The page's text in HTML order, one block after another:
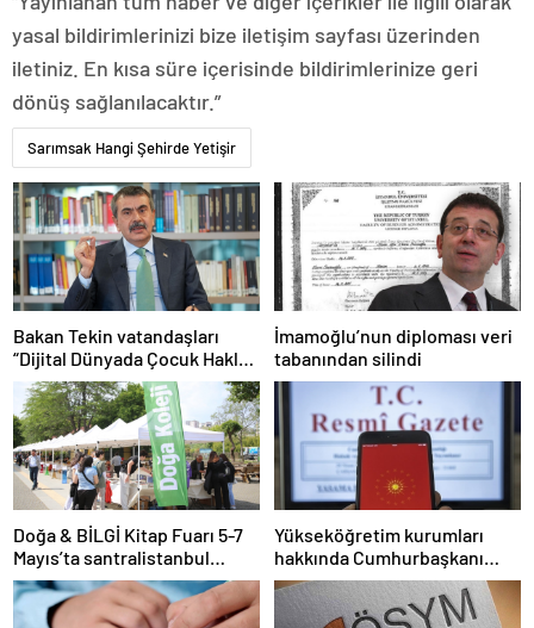
yasal bildirimlerinizi bize iletişim sayfası üzerinden
iletiniz. En kısa süre içerisinde bildirimlerinize geri
dönüş sağlanılacaktır.”
Sarımsak Hangi Şehirde Yetişir
Bakan Tekin vatandaşları
“Dijital Dünyada Çocuk Hakları
Sözleşmesi”ni imzalamaya
davet etti
İmamoğlu’nun diploması veri
tabanından silindi
Doğa & BİLGİ Kitap Fuarı 5-7
Mayıs’ta santralistanbul
Kampüsünde kapılarını açıyor
Yükseköğretim kurumları
hakkında Cumhurbaşkanı
kararı Resmi Gazete’de